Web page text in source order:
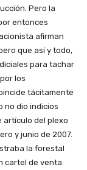
Pero la
entonces
afirman
que así y todo,
para tachar
los
tácitamente
no dio indicios
artículo del plexo
y junio de 2007.
la forestal
cartel de venta